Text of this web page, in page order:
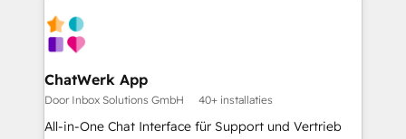
ChatWerk App
Door Inbox Solutions GmbH 40+ installaties
All-in-One Chat Interface für Support und Vertrieb